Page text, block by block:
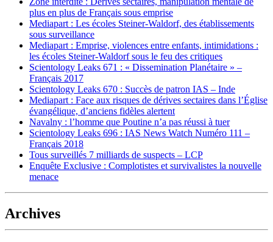
plus en plus de Français sous emprise
Mediapart : Les écoles Steiner-Waldorf, des établissements
sous surveillance
Mediapart : Emprise, violences entre enfants, intimidations :
les écoles Steiner-Waldorf sous le feu des critiques
Scientology Leaks 671 : « Dissemination Planétaire » –
Français 2017
Scientology Leaks 670 : Succès de patron IAS – Inde
Mediapart : Face aux risques de dérives sectaires dans l’Église
évangélique, d’anciens fidèles alertent
Navalny : l’homme que Poutine n’a pas réussi à tuer
Scientology Leaks 696 : IAS News Watch Numéro 111 –
Français 2018
Tous surveillés 7 milliards de suspects – LCP
Enquête Exclusive : Complotistes et survivalistes la nouvelle
menace
Archives